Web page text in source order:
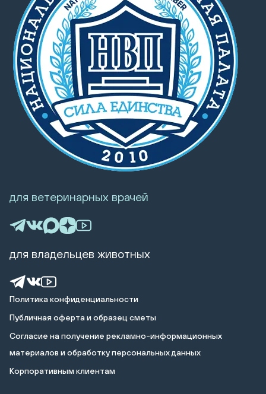
Политика конфиденциальности
Публичная оферта и образец сметы
Cогласие на получение рекламно-информационных
материалов и обработку персональных данных
Корпоративным клиентам
для ветеринарных врачей
для владельцев животных